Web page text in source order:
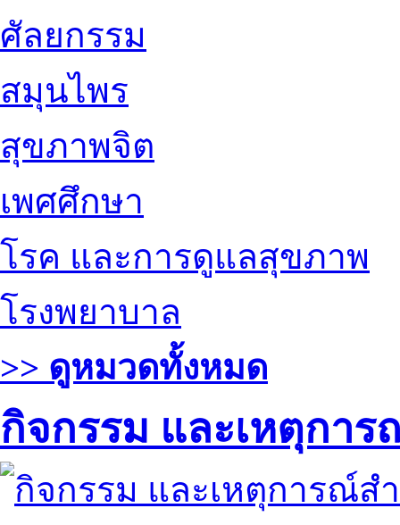
ศัลยกรรม
สมุนไพร
สุขภาพจิต
เพศศึกษา
โรค และการดูแลสุขภาพ
โรงพยาบาล
>> ดูหมวดทั้งหมด
กิจกรรม และเหตุกา